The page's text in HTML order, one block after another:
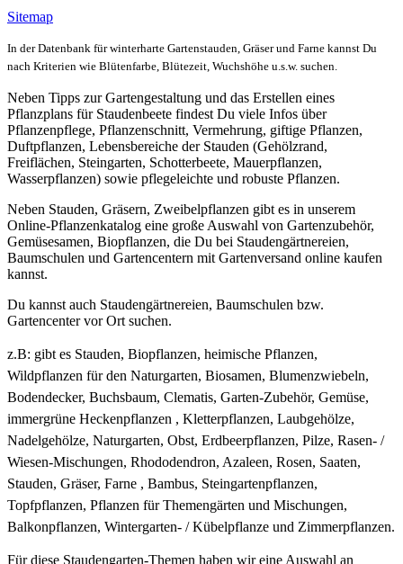
Sitemap
In der Datenbank für winterharte Gartenstauden, Gräser und Farne kannst Du
nach Kriterien wie Blütenfarbe, Blütezeit, Wuchshöhe u.s.w. suchen.
Neben Tipps zur Gartengestaltung und das Erstellen eines
Pflanzplans für Staudenbeete findest Du viele Infos über
Pflanzenpflege, Pflanzenschnitt, Vermehrung, giftige Pflanzen,
Duftpflanzen, Lebensbereiche der Stauden (Gehölzrand,
Freiflächen, Steingarten, Schotterbeete, Mauerpflanzen,
Wasserpflanzen) sowie pflegeleichte und robuste Pflanzen.
Neben Stauden, Gräsern, Zweibelpflanzen gibt es in unserem
Online-Pflanzenkatalog eine große Auswahl von Gartenzubehör,
Gemüsesamen, Biopflanzen, die Du bei Staudengärtnereien,
Baumschulen und Gartencentern mit Gartenversand online kaufen
kannst.
Du kannst auch Staudengärtnereien, Baumschulen bzw.
Gartencenter vor Ort suchen.
z.B: gibt es Stauden, Biopflanzen, heimische Pflanzen,
Wildpflanzen für den Naturgarten, Biosamen, Blumenzwiebeln,
Bodendecker, Buchsbaum, Clematis, Garten-Zubehör, Gemüse,
immergrüne Heckenpflanzen , Kletterpflanzen, Laubgehölze,
Nadelgehölze, Naturgarten, Obst, Erdbeerpflanzen, Pilze, Rasen- /
Wiesen-Mischungen, Rhododendron, Azaleen, Rosen, Saaten,
Stauden, Gräser, Farne , Bambus, Steingartenpflanzen,
Topfpflanzen, Pflanzen für Themengärten und Mischungen,
Balkonpflanzen, Wintergarten- / Kübelpflanze und Zimmerpflanzen.
Für diese Staudengarten-Themen haben wir eine Auswahl an